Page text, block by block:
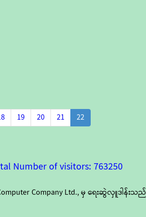
19 20 21 22
Number of visitors: 763250
Company Ltd., မှ ရေးဆွဲလှူဒါန်းသည်